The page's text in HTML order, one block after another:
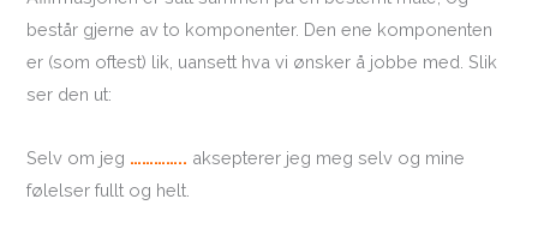
består gjerne av to komponenter. Den ene komponenten
er (som oftest) lik, uansett hva vi ønsker å jobbe med. Slik
ser den ut:
Selv om jeg ………….. aksepterer jeg meg selv og mine
følelser fullt og helt.